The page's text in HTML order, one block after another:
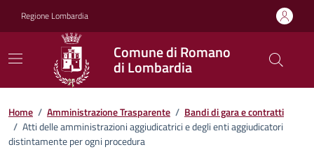
Regione Lombardia
Comune di Romano
di Lombardia
Home / Amministrazione Trasparente / Bandi di gara e contratti
/ Atti delle amministrazioni aggiudicatrici e degli enti aggiudicatori
distintamente per ogni procedura